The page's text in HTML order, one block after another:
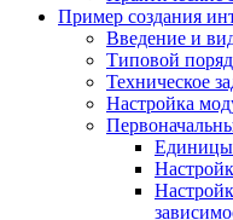
Пример создания
Введение и
Типовой
Техническое
Настройка
Единицы